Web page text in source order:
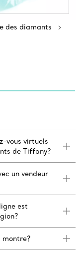
des diamants
vous virtuels
de Tiffany?
un vendeur
est